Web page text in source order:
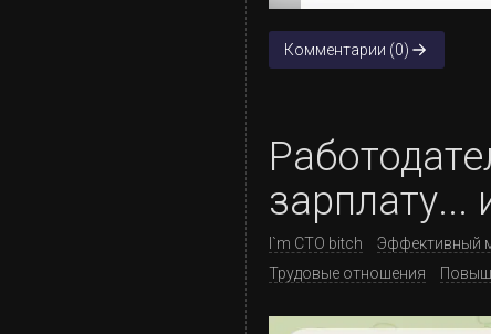
Комментарии (0)
зарплату...
I`m CTO bitch Эффективный
Трудовые отношения